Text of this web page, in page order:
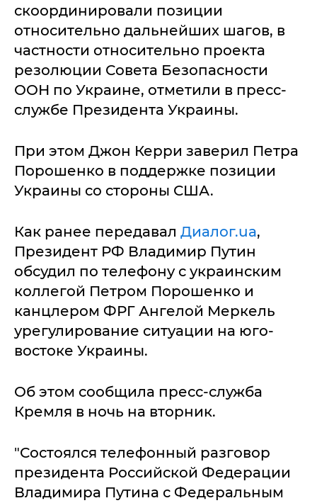
скоординировали позиции
относительно дальнейших шагов, в
частности относительно проекта
резолюции Совета Безопасности
ООН по Украине, отметили в пресс-
службе Президента Украины.
При этом Джон Керри заверил Петра
Порошенко в поддержке позиции
Украины со стороны США.
Как ранее передавал Диалог.ua,
Президент РФ Владимир Путин
обсудил по телефону с украинским
коллегой Петром Порошенко и
канцлером ФРГ Ангелой Меркель
урегулирование ситуации на юго-
востоке Украины.
Об этом сообщила пресс-служба
Кремля в ночь на вторник.
"Состоялся телефонный разговор
президента Российской Федерации
Владимира Путина с Федеральным